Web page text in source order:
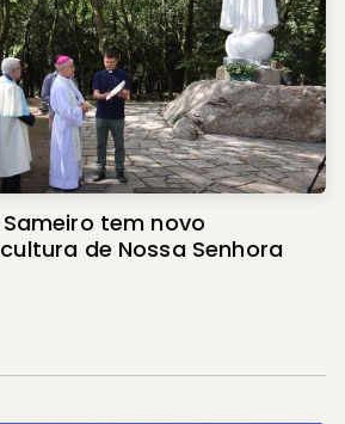
tem novo
de Nossa Senhora